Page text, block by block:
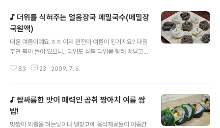
♪ 더위를 식혀주는 얼음장국 메밀국수(메밀장
국원액)
더운 여름이예요.ㅎㅎ 이제 완전이 여름이 된거지요? 다음
주면 복이 들어 있으니.. 더위도 삼복 더위를 향해 치닫고
안되는 요즘이네요. 더워서 그래요.. 더우면 맛짱은 더 횡설
귀나 궁금한것이 있으면 댓글로 달아주시면..확인하고 수
정하고 하겠습니다.^^;; 맛짱은 더운 여름이 오면 연례행사
처럼 만드는 것이 있어요. 그것은 쯔유(메밀장국원액)간장
83 23 2009. 7. 6.
♪ 쌉싸름한 맛이 매력인 곰취 짱아치 여름 쌈
밥!
맛짱이 외출을 하는날이나 냉장고에 음식재료들이 어중간